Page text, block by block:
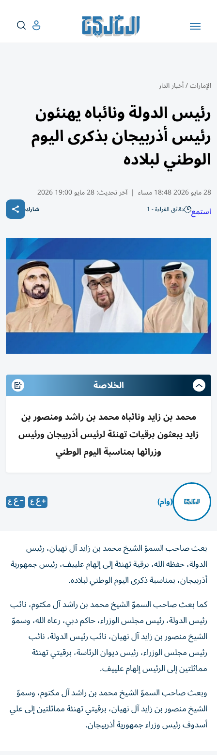
الإمارات/أخبار الدار
رئيس الدولة ونائباه يهنئون
رئيس أذربيجان بذكرى اليوم
الوطني لبلاده
28 مايو 2026 18:48 مساء | آخر تحديث:28 مايو 19:00 2026
استمع دقائق القراءة - 1 شارك
الخلاصة
محمد بن زايد ونائباه محمد بن راشد ومنصور بن
زايد يبعثون برقيات تهنئة لرئيس أذربيجان ورئيس
وزرائها بمناسبة اليوم الوطني
(وام)
بعث صاحب السموّ الشيخ محمد بن زايد آل نهيان، رئيس
الدولة، حفظه الله، برقية تهنئة إلى إلهام علييف، رئيس جمهورية
أذربيجان، بمناسبة ذكرى اليوم الوطني لبلاده.
كما بعث صاحب السموّ الشيخ محمد بن راشد آل مكتوم، نائب
رئيس الدولة، رئيس مجلس الوزراء، حاكم دبي، رعاه الله، وسموّ
الشيخ منصور بن زايد آل نهيان، نائب رئيس الدولة، نائب
رئيس مجلس الوزراء، رئيس ديوان الرئاسة، برقيتي تهنئة
مماثلتين إلى الرئيس إلهام علييف.
وبعث صاحب السموّ الشيخ محمد بن راشد آل مكتوم، وسموّ
الشيخ منصور بن زايد آل نهيان، برقيتي تهنئة مماثلتين إلى علي
أسدوف رئيس وزراء جمهورية أذربيجان.